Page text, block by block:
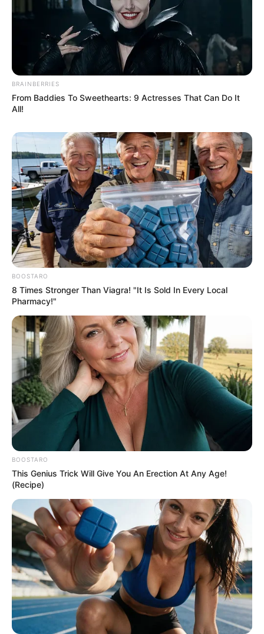
BRAINBERRIES
From Baddies To Sweethearts: 9 Actresses That Can Do It
All!
BOOSTARO
8 Times Stronger Than Viagra! "It Is Sold In Every Local
Pharmacy!"
BOOSTARO
This Genius Trick Will Give You An Erection At Any Age!
(Recipe)